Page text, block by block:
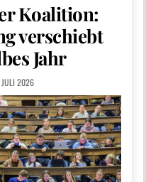
Koalition:
verschiebt
Jahr
2026